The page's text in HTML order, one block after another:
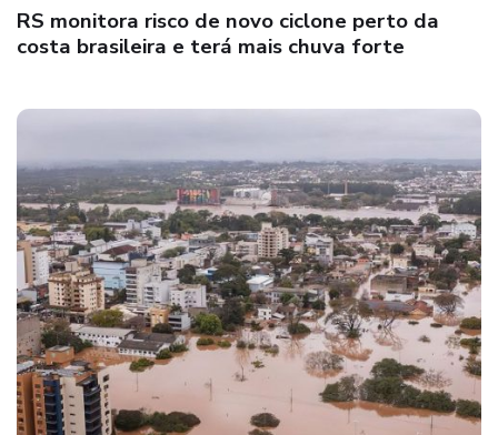
RS monitora risco de novo ciclone perto da
costa brasileira e terá mais chuva forte